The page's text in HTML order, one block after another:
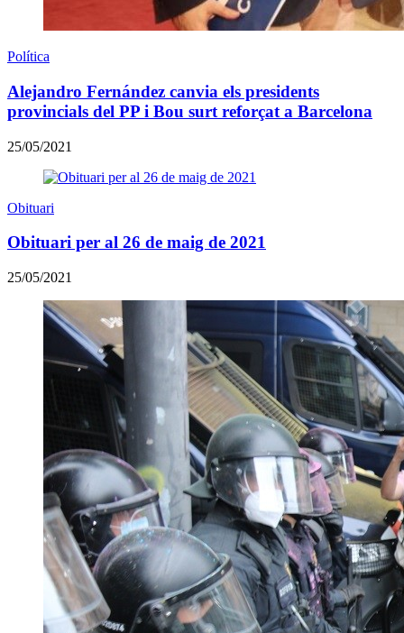
Política
Alejandro Fernández canvia els presidents
provincials del PP i Bou surt reforçat a Barcelona
25/05/2021
Obituari
Obituari per al 26 de maig de 2021
25/05/2021